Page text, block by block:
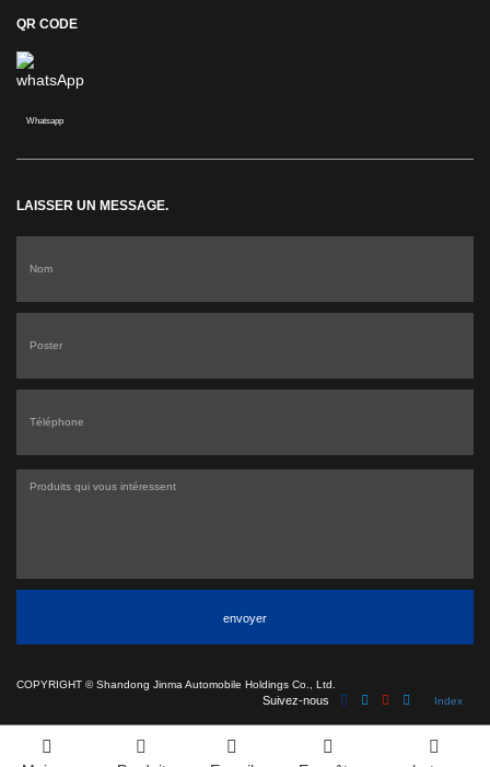
QR CODE
Whatsapp
LAISSER UN MESSAGE.
envoyer
COPYRIGHT ©Shandong Jinma Automobile Holdings Co., Ltd.
Suivez-nous Index